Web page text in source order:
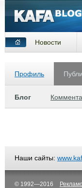
Новости
Профиль
Блог
Наши сайты:
© 1992—2016